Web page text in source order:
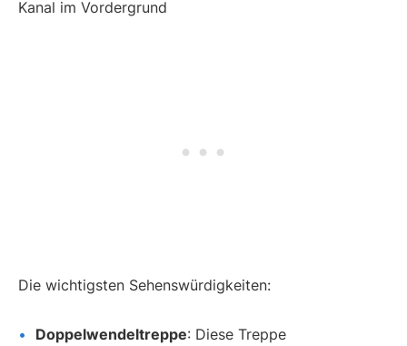
Die wichtigsten Sehenswürdigkeiten:
Doppelwendeltreppe: Diese Treppe